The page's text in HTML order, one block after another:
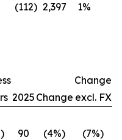
(112) 2,397 1%
2025 Change
Change
excl. FX
) 90 (4%) (7%)